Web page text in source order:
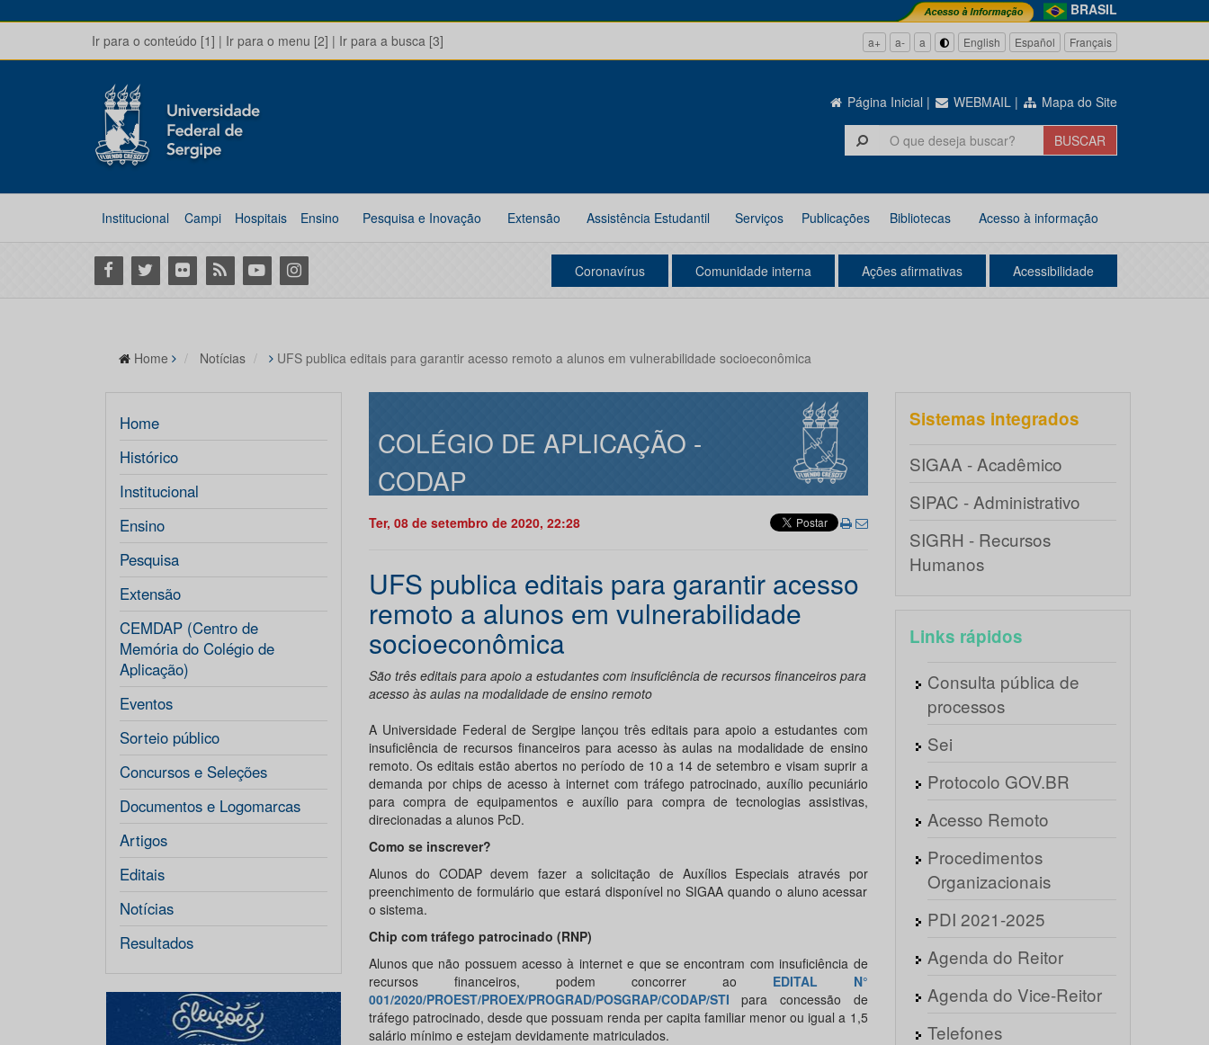
BRASIL
Ir para o conteúdo [1] | Ir para o menu [2] | Ir para a busca [3] a+ a- a English Español Français
Página Inicial | WEBMAIL | Mapa do Site
Institucional Campi Hospitais Ensino Pesquisa e Inovação Extensão Assistência Estudantil Serviços Publicações Bibliotecas Acesso à informação
Facebook
Twitter Flickr RSS YoutubeInstagram Coronavírus Comunidade interna Ações afirmativas Acessibilidade
Home Notícias UFS publica editais para garantir acesso remoto a alunos em vulnerabilidade socioeconômica
Home
Histórico
Institucional
Ensino
Pesquisa
Extensão
CEMDAP (Centro de
Memória do Colégio de
Aplicação)
Eventos
Sorteio público
Concursos e Seleções
Documentos e Logomarcas
Artigos
Editais
Notícias
Resultados
COLÉGIO DE APLICAÇÃO -
CODAP
Ter, 08 de setembro de 2020, 22:28
UFS publica editais para garantir acesso
remoto a alunos em vulnerabilidade
socioeconômica
São três editais para apoio a estudantes com insuficiência de recursos financeiros para
acesso às aulas na modalidade de ensino remoto
A Universidade Federal de Sergipe lançou três editais para apoio a estudantes com
insuficiência de recursos financeiros para acesso às aulas na modalidade de ensino
remoto. Os editais estão abertos no período de 10 a 14 de setembro e visam suprir a
demanda por chips de acesso à internet com tráfego patrocinado, auxílio pecuniário
para compra de equipamentos e auxílio para compra de tecnologias assistivas,
direcionadas a alunos PcD.
Como se inscrever?
Alunos do CODAP devem fazer a solicitação de Auxílios Especiais através por
preenchimento de formulário que estará disponível no SIGAA quando o aluno acessar
o sistema.
Chip com tráfego patrocinado (RNP)
Alunos que não possuem acesso à internet e que se encontram com insuficiência de
recursos financeiros, podem concorrer ao EDITAL N°
001/2020/PROEST/PROEX/PROGRAD/POSGRAP/CODAP/STI para concessão de
tráfego patrocinado, desde que possuam renda per capita familiar menor ou igual a 1,5
salário mínimo e estejam devidamente matriculados.
Sistemas integrados
SIGAA - Acadêmico
SIPAC - Administrativo
SIGRH - Recursos
Humanos
Links rápidos
Consulta pública de
processos
Sei
Protocolo GOV.BR
Acesso Remoto
Procedimentos
Organizacionais
PDI 2021-2025
Agenda do Reitor
Agenda do Vice-Reitor
Telefones